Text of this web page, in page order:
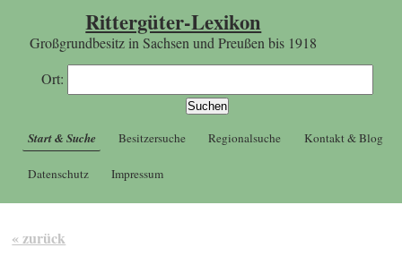
Rittergüter-Lexikon
Großgrundbesitz in Sachsen und Preußen bis 1918
Ort:
Start & Suche Besitzersuche Regionalsuche Kontakt & Blog
Datenschutz Impressum
« zurück